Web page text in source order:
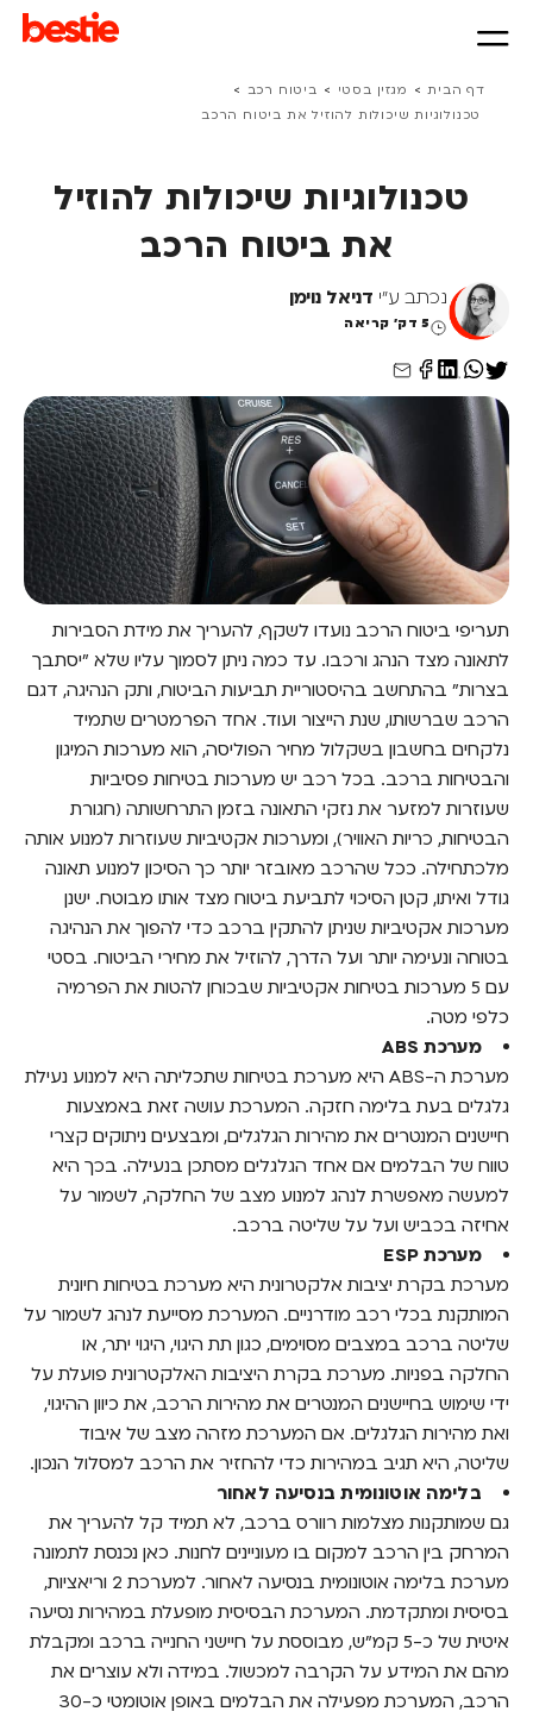
דף הבית > מגזין בסטי > ביטוח רכב >
טכנולוגיות שיכולות להוזיל את ביטוח הרכב
טכנולוגיות שיכולות להוזיל
את ביטוח הרכב
נכתב ע"י דניאל נוימן
5 דק' קריאה
תעריפי ביטוח הרכב נועדו לשקף, להעריך את מידת הסבירות
לתאונה מצד הנהג ורכבו. עד כמה ניתן לסמוך עליו שלא "יסתבך
בצרות" בהתחשב בהיסטוריית תביעות הביטוח, ותק הנהיגה, דגם
הרכב שברשותו, שנת הייצור ועוד. אחד הפרמטרים שתמיד
נלקחים בחשבון בשקלול מחיר הפוליסה, הוא מערכות המיגון
והבטיחות ברכב. בכל רכב יש מערכות בטיחות פסיביות
שעוזרות למזער את נזקי התאונה בזמן התרחשותה (חגורת
הבטיחות, כריות האוויר), ומערכות אקטיביות שעוזרות למנוע אותה
מלכתחילה. ככל שהרכב מאובזר יותר כך הסיכון למנוע תאונה
גודל ואיתו, קטן הסיכוי לתביעת ביטוח מצד אותו מבוטח. ישנן
מערכות אקטיביות שניתן להתקין ברכב כדי להפוך את הנהיגה
בטוחה ונעימה יותר ועל הדרך, להוזיל את מחירי הביטוח. בסטי
עם 5 מערכות בטיחות אקטיביות שבכוחן להטות את הפרמיה
כלפי מטה.
מערכת ABS
מערכת ה-ABS היא מערכת בטיחות שתכליתה היא למנוע נעילת
גלגלים בעת בלימה חזקה. המערכת עושה זאת באמצעות
חיישנים המנטרים את מהירות הגלגלים, ומבצעים ניתוקים קצרי
טווח של הבלמים אם אחד הגלגלים מסתכן בנעילה. בכך היא
למעשה מאפשרת לנהג למנוע מצב של החלקה, לשמור על
אחיזה בכביש ועל על שליטה ברכב.
מערכת ESP
מערכת בקרת יציבות אלקטרונית היא מערכת בטיחות חיונית
המותקנת בכלי רכב מודרניים. המערכת מסייעת לנהג לשמור על
שליטה ברכב במצבים מסוימים, כגון תת היגוי, היגוי יתר, או
החלקה בפניות. מערכת בקרת היציבות האלקטרונית פועלת על
ידי שימוש בחיישנים המנטרים את מהירות הרכב, את כיוון ההיגוי,
ואת מהירות הגלגלים. אם המערכת מזהה מצב של איבוד
שליטה, היא תגיב במהירות כדי להחזיר את הרכב למסלול הנכון.
בלימה אוטונומית בנסיעה לאחור
גם שמותקנות מצלמות רוורס ברכב, לא תמיד קל להעריך את
המרחק בין הרכב למקום בו מעוניינים לחנות. כאן נכנסת לתמונה
מערכת בלימה אוטונומית בנסיעה לאחור. למערכת 2 וריאציות,
בסיסית ומתקדמת. המערכת הבסיסית מופעלת במהירות נסיעה
איטית של כ-5 קמ"ש, מבוססת על חיישני החנייה ברכב ומקבלת
מהם את המידע על הקרבה למכשול. במידה ולא עוצרים את
הרכב, המערכת מפעילה את הבלמים באופן אוטומטי כ-30